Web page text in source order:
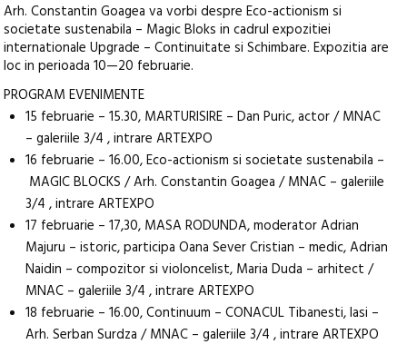
Arh. Constantin Goagea va vorbi despre Eco-actionism si
societate sustenabila – Magic Bloks in cadrul expozitiei
internationale Upgrade – Continuitate si Schimbare. Expozitia are
loc in perioada 10—20 februarie.
PROGRAM EVENIMENTE
15 februarie – 15.30, MARTURISIRE – Dan Puric, actor / MNAC
– galeriile 3/4 , intrare ARTEXPO
16 februarie – 16.00, Eco-actionism si societate sustenabila –
MAGIC BLOCKS / Arh. Constantin Goagea / MNAC – galeriile
3/4 , intrare ARTEXPO
17 februarie – 17,30, MASA RODUNDA, moderator Adrian
Majuru – istoric, participa Oana Sever Cristian – medic, Adrian
Naidin – compozitor si violoncelist, Maria Duda – arhitect /
MNAC – galeriile 3/4 , intrare ARTEXPO
18 februarie – 16.00, Continuum – CONACUL Tibanesti, Iasi –
Arh. Serban Surdza / MNAC – galeriile 3/4 , intrare ARTEXPO